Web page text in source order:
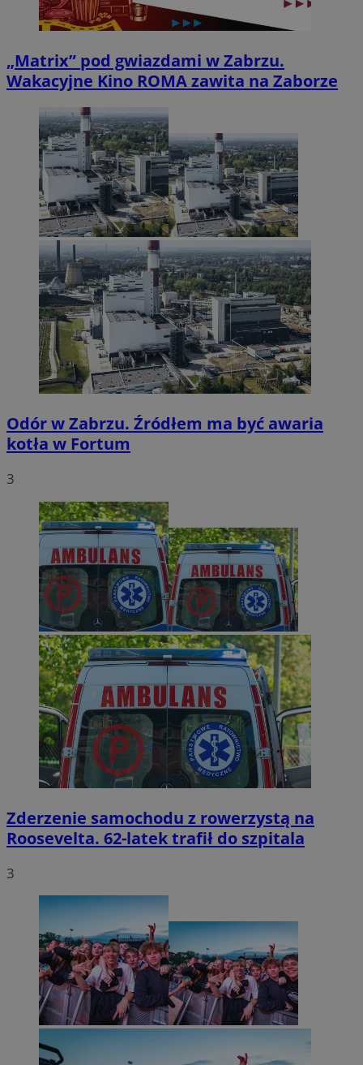
„Matrix” pod gwiazdami w Zabrzu.
Wakacyjne Kino ROMA zawita na Zaborze
Odór w Zabrzu. Źródłem ma być awaria
kotła w Fortum
3
Zderzenie samochodu z rowerzystą na
Roosevelta. 62-latek trafił do szpitala
3